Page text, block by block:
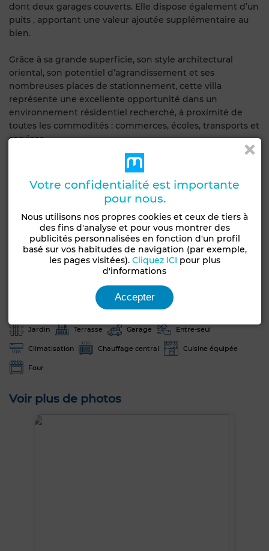
dont deux garages couverts. Elle dispose également d’un
puits , apportant une valeur ajoutée supplémentaire au
bien.
Grâce à sa grande superficie, son style architectural
oriental, son potentiel d’agrandissement et ses
nombreuses places de stationnement, cette villa
représente une excellente opportunité dans un
environnement résidentiel recherché, à proximité de
toutes les commodités : commerces, écoles, transports et
services.
Obtenir un financement
Caractéristiques générales
Type de bien
Villa
Etat
Bon état / habitable
Années Type du sol
Marbre
Nombre d'étages
Jardin Terrasse Garage Entre-seul
Climatisation Chauffage central Cuisine équipée
Four
Voir plus de photos
Votre confidentialité est importante
pour nous.
Nous utilisons nos propres cookies et ceux de tiers à
des fins d'analyse et pour vous montrer des
publicités personnalisées en fonction d'un profil
basé sur vos habitudes de navigation (par exemple,
les pages visitées). Cliquez ICI pour plus
d'informations
Accepter